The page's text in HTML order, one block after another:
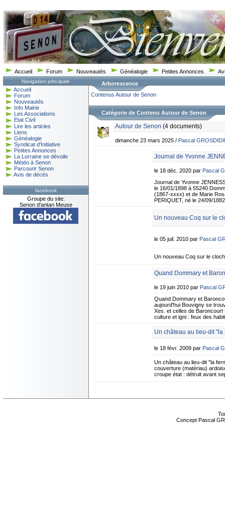
Accueil Forum Nouveautés Généalogie Petites Annonces
Navigation principale
Accueil
Forum
Nouveautés
Info Mairie
Les Associations
Etat Civil
Lire les articles
Liens
Généalogie
Syndicat d'Initiative
Petites Annonces
La Lorraine se dévoile
Météo à Senon
Parcourir Senon
Avis de décès
facebook
Groupe du site:
Senon d'antan Meuse
Arborescence
Contenus Autour de Senon
Catégorie de Contenu Autour de Senon
Autour de Senon (4 documents)
dimanche 23 mars 2025 / Pascal
Journal de Yvonne
le 18 déc. 2020 par Pascal
Journal de Yvonne
le 16/01/1898 à 55240
(1867-xxxx) et de Marie
PERIQUET, né le 24/09/
Un nouveau Coq sur le
le 05 juil. 2010 par Pascal
Un nouveau Coq sur le
Quand Dommary et
le 19 juin 2010 par Pascal
Quand Dommary et
aujourd'hui Bouvigny se
Xes. et celles de
culture et igni : feux des
Un château au lieu-dit
le 18 févr. 2009 par Pascal
Un château au lieu-dit "la
couverture (matériau)
croupe état : détruit avant
Concept Pascal